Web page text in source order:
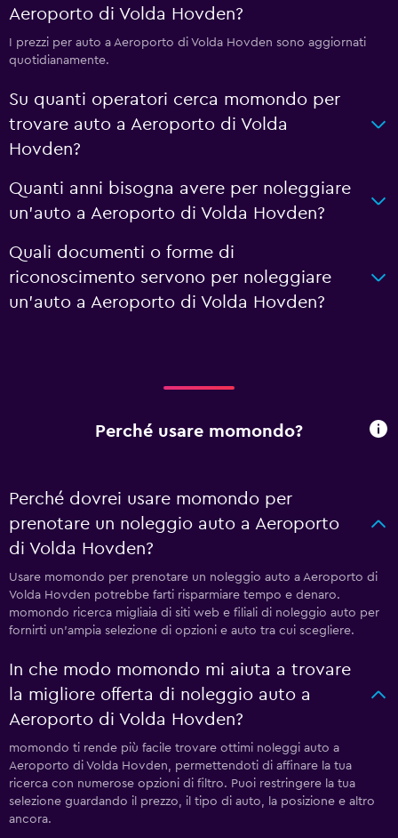
Aeroporto di Volda Hovden?
I prezzi per auto a Aeroporto di Volda Hovden sono aggiornati
quotidianamente.
Su quanti operatori cerca momondo per
trovare auto a Aeroporto di Volda
Hovden?
Quanti anni bisogna avere per noleggiare
un'auto a Aeroporto di Volda Hovden?
Quali documenti o forme di
riconoscimento servono per noleggiare
un'auto a Aeroporto di Volda Hovden?
Perché usare momondo?
Perché dovrei usare momondo per
prenotare un noleggio auto a Aeroporto
di Volda Hovden?
Usare momondo per prenotare un noleggio auto a Aeroporto di
Volda Hovden potrebbe farti risparmiare tempo e denaro.
momondo ricerca migliaia di siti web e filiali di noleggio auto per
fornirti un'ampia selezione di opzioni e auto tra cui scegliere.
In che modo momondo mi aiuta a trovare
la migliore offerta di noleggio auto a
Aeroporto di Volda Hovden?
momondo ti rende più facile trovare ottimi noleggi auto a
Aeroporto di Volda Hovden, permettendoti di affinare la tua
ricerca con numerose opzioni di filtro. Puoi restringere la tua
selezione guardando il prezzo, il tipo di auto, la posizione e altro
ancora.